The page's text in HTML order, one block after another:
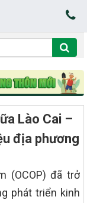
Lào Cai –
địa phương
(OCOP) đã trở
phát triển kinh